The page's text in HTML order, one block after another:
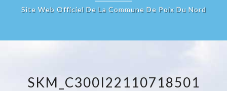
Site Web Officiel De La Commune De Poix Du Nord
SKM_C300I22110718501